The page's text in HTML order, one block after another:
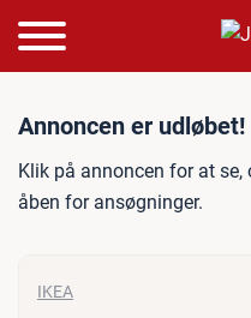
Annoncen er udløbet!
Klik på annoncen for at
åben for ansøgninger.
IKEA